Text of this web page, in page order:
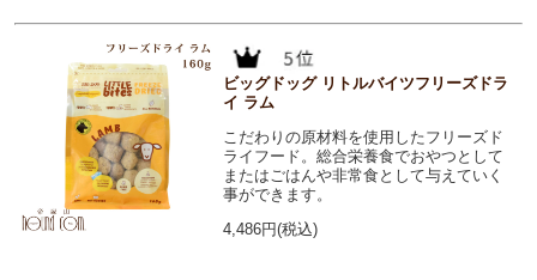
ビッグドッグ リトルバイツフリーズドラ
イ ラム
こだわりの原材料を使用したフリーズド
ライフード。総合栄養食でおやつとして
またはごはんや非常食として与えていく
事ができます。
4,486円(税込)